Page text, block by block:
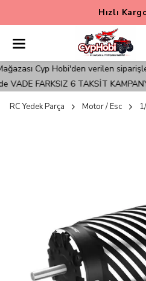
Hızlı
Cyp Hobi'den verilen
FARKSIZ 6 TAKSİT
RC Yedek Parça Motor / Esc